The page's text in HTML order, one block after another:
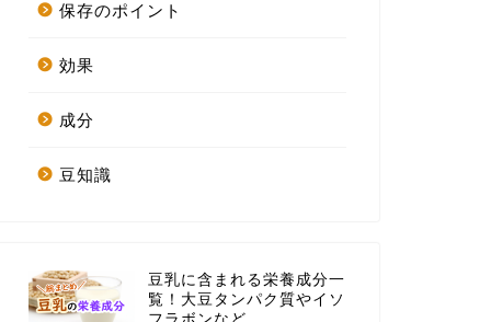
保存のポイント
効果
成分
豆知識
豆乳に含まれる栄養成分一
覧！大豆タンパク質やイソ